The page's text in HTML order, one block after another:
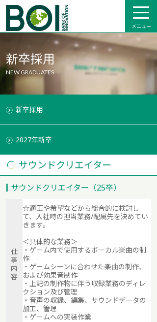
メニュー
新卒採用
NEW GRADUATES
新卒採用
2027年新卒
サウンドクリエイター
サウンドクリエイター（25卒）
仕
事
内
容
☆適正や希望などから総合的に検討し
て、入社時の担当業務/配属先を決めてい
きます。
＜具体的な業務＞
・ゲーム内で使用するボーカル楽曲の制
作
・ゲームシーンに合わせた楽曲の制作、
および効果音制作
・上記の制作物に伴う収録業務のディレ
クション及び管理
・音声の収録、編集、サウンドデータの
加工、管理
・ゲームへの実装作業